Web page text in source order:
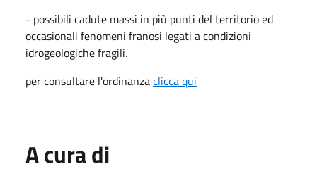
- possibili cadute massi in più punti del territorio ed
occasionali fenomeni franosi legati a condizioni
idrogeologiche fragili.
per consultare l'ordinanzaclicca qui
A cura di